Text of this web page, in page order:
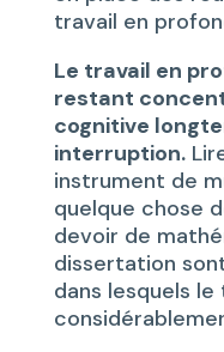
travail en
Le travail en
restant
cognitive
interruption.
instrument de
quelque chose
devoir de
dissertation
dans lesquels